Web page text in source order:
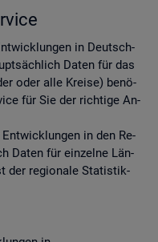
in Deutsch­
Daten für das
oder alle Krei­se) be­nö­
für Sie der rich­ti­ge An­
in den Re­
Daten für ein­zel­ne Län­
der re­gio­na­le Sta­tis­tik-